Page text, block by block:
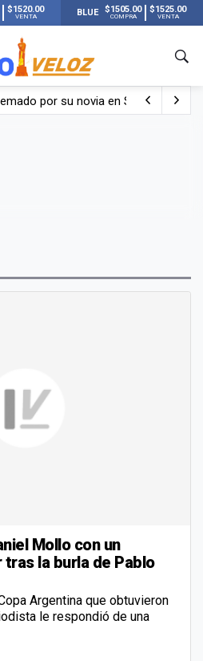
$1520.00
VENTA BLUE $1505.00
COMPRA
$1525.00
VENTA
por su novia en San Luis:
Mollo con un
la burla de Pablo
Argentina que obtuvieron
le respondió de una